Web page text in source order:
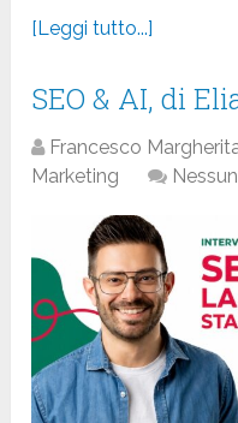
[Leggi tutto...]
SEO & AI, di
Francesco
Marketing